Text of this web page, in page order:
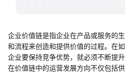
企业价值链是指企业在产品或服务的
和流程来创造和提供价值的过程。在
企业要保持竞争优势，就必须不断提
在价值链中的运营发展方向不仅包括